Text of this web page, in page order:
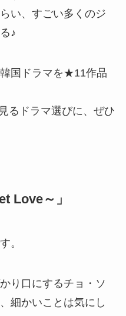
い、すごい多くのジ
♪
国ドラマを★11作品
るドラマ選びに、ぜひ
Love～」
。
り口にするチョ・ソ
細かいことは気にし